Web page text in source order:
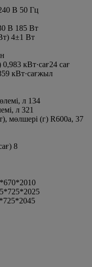
В 50 Гц
В 185 Вт
4±1 Вт
0,983 кВт·сағ24 сағ
кВт·сағжыл
л 134
л 321
мөлшері (г) R600a, 37
8